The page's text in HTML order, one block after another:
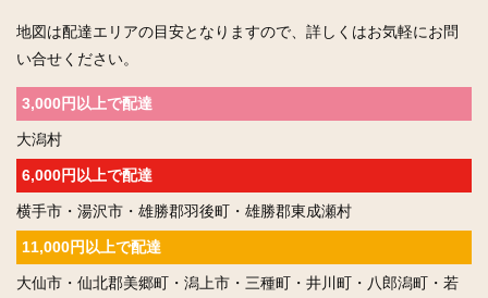
シ
ョ
ン
地図は配達エリアの目安となりますので、詳しくはお気軽にお問
い合せください。
3,000円以上で配達
大潟村
6,000円以上で配達
横手市・湯沢市・雄勝郡羽後町・雄勝郡東成瀬村
11,000円以上で配達
大仙市・仙北郡美郷町・潟上市・三種町・井川町・八郎潟町・若